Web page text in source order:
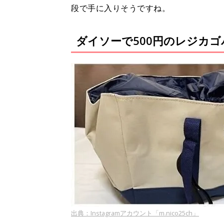
段で手に入りそうですね。
ダイソーで500円のレジカ
出典：Instagramアカウント「m.nico25ch」